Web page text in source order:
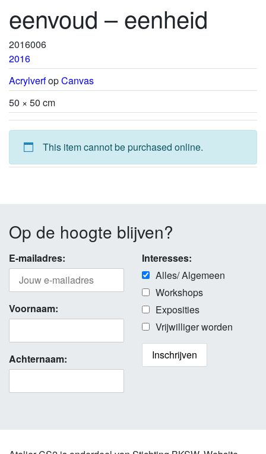
eenvoud – eenheid
2016006
2016
AcrylverfopCanvas
50 × 50 cm
This item cannot be purchased online.
Op de hoogte blijven?
E-mailadres:
Voornaam:
Achternaam:
Interesses:
Alles/ Algemeen
Workshops
Exposities
Vrijwilliger worden